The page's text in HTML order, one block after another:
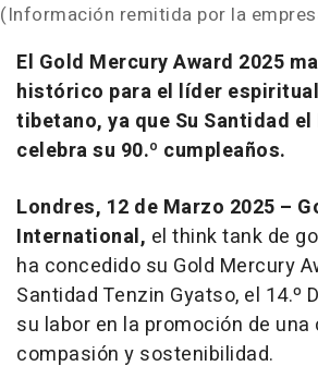
(Información remitida por la
El Gold Mercury Award 2025
histórico para el líder
tibetano, ya que Su Santidad el
celebra su 90.º cumpleaños.
Londres, 12 de Marzo 2025 –
International, el think tank de
ha concedido su Gold Mercury
Santidad Tenzin Gyatso, el 14.º
su labor en la promoción de
compasión y sostenibilidad.